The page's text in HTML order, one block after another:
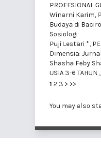
PROFESIONAL
Winarni Karim,
Budaya di
Sosiologi
Puji Lestari *,
Dimensia:
Shasha Feby
USIA 3-6 TAHUN ,
1 2 3 > >>
You may also